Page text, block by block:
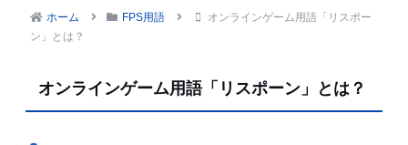
ホーム FPS用語
オンラインゲーム用語「リスポー
ン」とは？
オンラインゲーム用語「リスポーン」とは？